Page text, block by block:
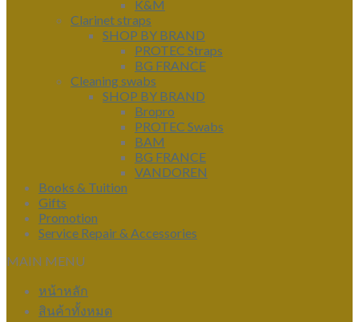
K&M
Clarinet straps
SHOP BY BRAND
PROTEC Straps
BG FRANCE
Cleaning swabs
SHOP BY BRAND
Bropro
PROTEC Swabs
BAM
BG FRANCE
VANDOREN
Books & Tuition
Gifts
Promotion
Service Repair & Accessories
MAIN MENU
หน้าหลัก
สินค้าทั้งหมด